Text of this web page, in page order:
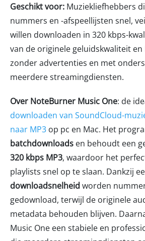
Geschikt voor: Muziekliefhebbers
nummers en -afspeellijsten snel,
willen downloaden in 320 kbps-
van de originele geluidskwaliteit
zonder advertenties en met
meerdere streamingdiensten.
Over NoteBurner Music One: de
downloaden van SoundCloud-
naar MP3 op pc en Mac. Het
batchdownloads en behoudt een
320 kbps MP3, waardoor het
playlists snel op te slaan. Dankzij
downloadsnelheid worden
gedownload, terwijl de originele
metadata behouden blijven.
Music One een stabiele en